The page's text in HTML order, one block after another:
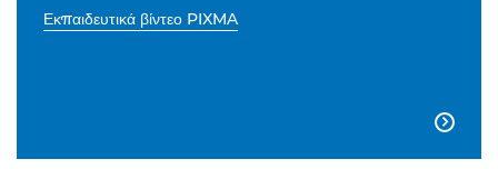
Εκπαιδευτικά βίντεο PIXMA
